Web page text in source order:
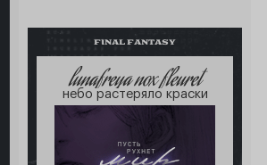
FINAL FANTASY
lunafreya nox fleuret
небо растеряло краски